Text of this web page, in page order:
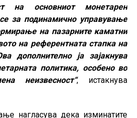
на основниот монетарен
за подинамично управување
на пазарните каматни
на референтната стапка на
дополнително ја зајакнува
политика, особено во
неизвесност“, истакнува
нагласува дека изминатите